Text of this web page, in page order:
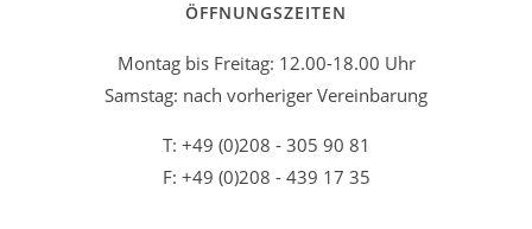
ÖFFNUNGSZEITEN
Montag bis Freitag: 12.00-18.00 Uhr
Samstag: nach vorheriger Vereinbarung
T: +49 (0)208 - 305 90 81
F: +49 (0)208 - 439 17 35